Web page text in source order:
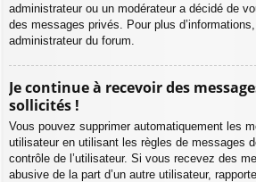
administrateur ou un modérateur a décidé de
des messages privés. Pour plus
administrateur du forum.
Je continue à recevoir des
sollicités !
Vous pouvez supprimer automatiquement les
utilisateur en utilisant les règles de messages
contrôle de l’utilisateur. Si vous recevez des
abusive de la part d’un autre utilisateur,